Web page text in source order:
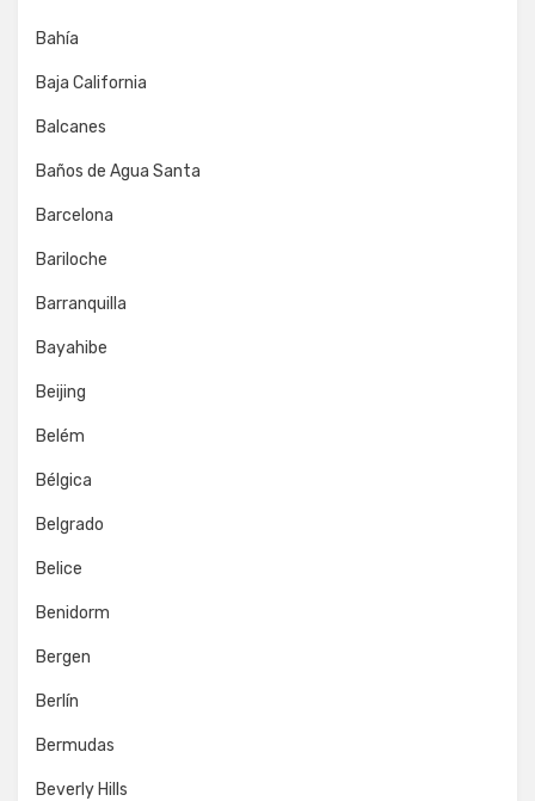
Bahía
Baja California
Balcanes
Baños de Agua Santa
Barcelona
Bariloche
Barranquilla
Bayahibe
Beijing
Belém
Bélgica
Belgrado
Belice
Benidorm
Bergen
Berlín
Bermudas
Beverly Hills